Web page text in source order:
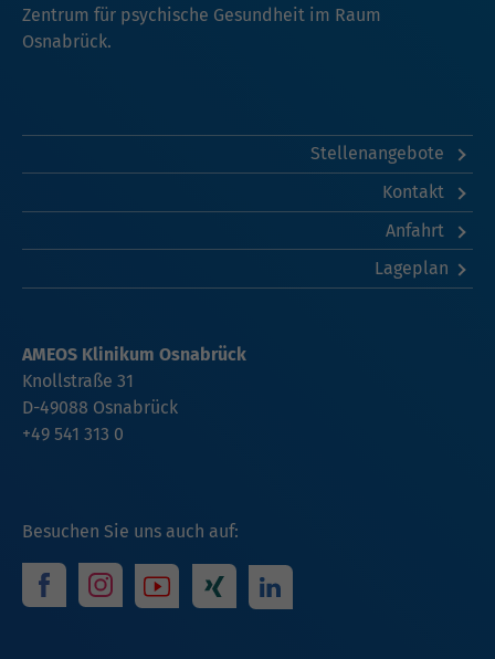
Zentrum für psychische Gesundheit im Raum
Osnabrück.
Stellenangebote
Kontakt
Anfahrt
Lageplan
Besuchen Sie uns auch auf:
AMEOS Klinikum Osnabrück
Knollstraße 31
D-49088 Osnabrück
+49 541 313 0